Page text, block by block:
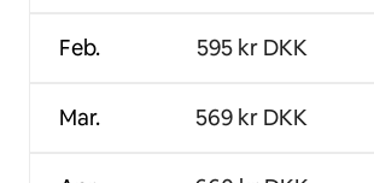
Feb.
Mar.
595 kr DKK
569 kr DKK